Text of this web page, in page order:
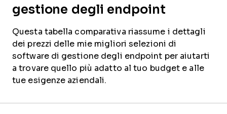
gestione degli endpoint
Questa tabella comparativa riassume i dettagli
dei prezzi delle mie migliori selezioni di
software di gestione degli endpoint per aiutarti
a trovare quello più adatto al tuo budget e alle
tue esigenze aziendali.